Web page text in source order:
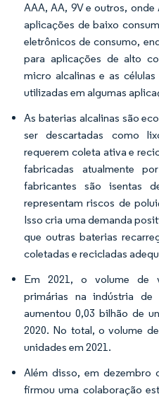
AAA, AA, 9V e outros,
aplicações de baixo
eletrônicos de consumo,
para aplicações de alto
micro alcalinas e as
utilizadas em algumas
As baterias alcalinas são
ser descartadas como
requerem coleta ativa e
fabricadas atualmente
fabricantes são isentas
representam riscos de
Isso cria uma demanda
que outras baterias
coletadas e recicladas
Em 2021, o volume de
primárias na indústria
aumentou 0,03 bilhão de
2020. No total, o volume
unidades em 2021.
Além disso, em dezembro
firmou uma colaboração